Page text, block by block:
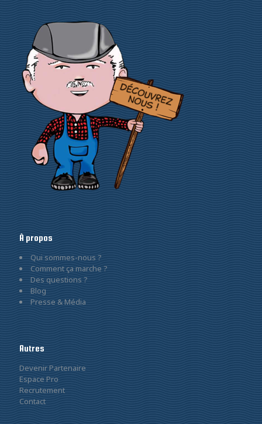
À propos
Qui sommes-nous ?
Comment ça marche ?
Des questions ?
Blog
Presse & Média
Autres
Devenir Partenaire
Espace Pro
Recrutement
Contact